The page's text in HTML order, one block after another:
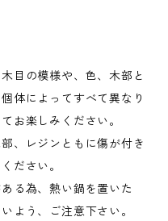
目の模様や、色、木部と
体によってすべて異なり
お楽しみください。
、レジンともに傷が付き
ださい。
る為、熱い鍋を置いた
よう、ご注意下さい。